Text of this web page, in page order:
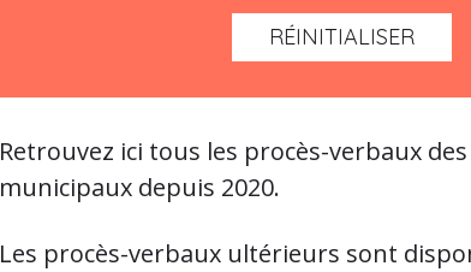
RÉINITIALISER
Retrouvez ici tous les procès-verbaux
municipaux depuis 2020.
Les procès-verbaux ultérieurs sont